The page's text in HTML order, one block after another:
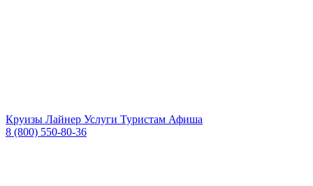
Круизы Лайнер Услуги Туристам Афиша
8 (800) 550-80-36